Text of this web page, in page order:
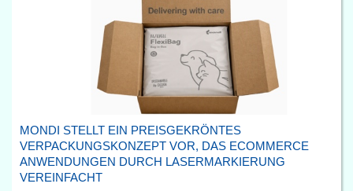
MONDI STELLT EIN PREISGEKRÖNTES
VERPACKUNGSKONZEPT VOR, DAS ECOMMERCE
ANWENDUNGEN DURCH LASERMARKIERUNG
VEREINFACHT